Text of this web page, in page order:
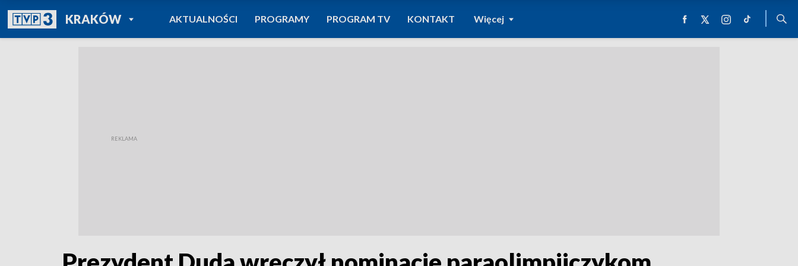
KRAKÓWPOWRÓT DO
TVP REGIONY
AKTUALNOŚCI PROGRAMY PROGRAM TV KONTAKT Więcej